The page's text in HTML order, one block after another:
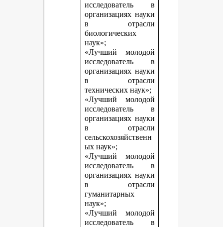
исследователь в
организациях науки
в отрасли
биологических
наук»;
«Лучший молодой
исследователь в
организациях науки
в отрасли
технических наук»;
«Лучший молодой
исследователь в
организациях науки
в отрасли
сельскохозяйственн
ых наук»;
«Лучший молодой
исследователь в
организациях науки
в отрасли
гуманитарных
наук»;
«Лучший молодой
исследователь в